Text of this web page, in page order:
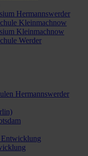
Hermannswerder
Kleinmachnow
Kleinmachnow
Werder
Hermannswerder